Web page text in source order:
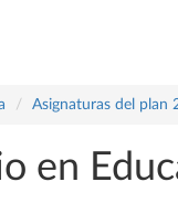
Asignaturas del plan
en